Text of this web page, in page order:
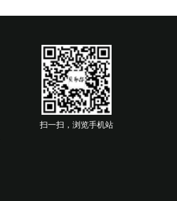
扫一扫，浏览手机站